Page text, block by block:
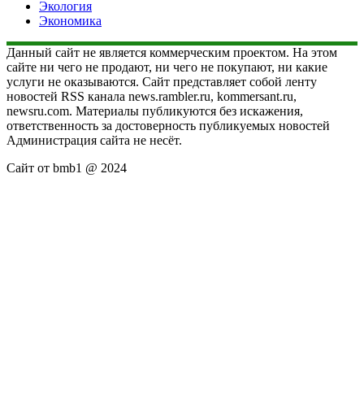
Экология
Экономика
Данный сайт не является коммерческим проектом. На этом
сайте ни чего не продают, ни чего не покупают, ни какие
услуги не оказываются. Сайт представляет собой ленту
новостей RSS канала news.rambler.ru, kommersant.ru,
newsru.com. Материалы публикуются без искажения,
ответственность за достоверность публикуемых новостей
Администрация сайта не несёт.
Сайт от bmb1 @ 2024